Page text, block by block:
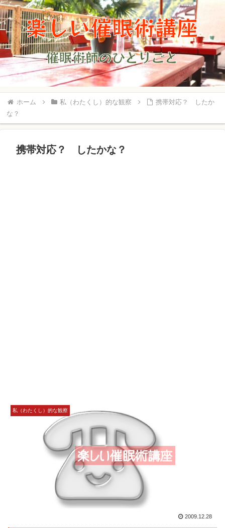
ホーム 私（わたくし）的な観察
携帯対応？ したか
な？
携帯対応？ したかな？
私（わたくし）的な観察
2009.12.28